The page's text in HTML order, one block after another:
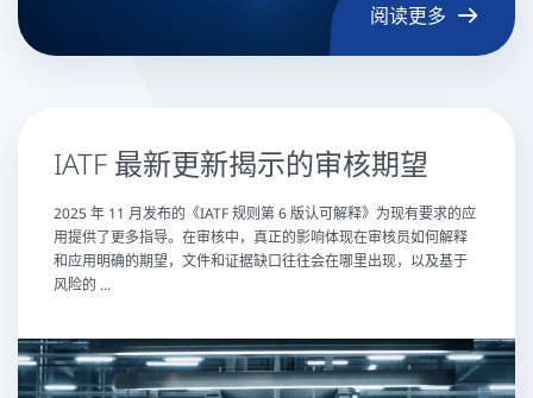
阅读更多
IATF 最新更新揭示的审核期望
2025 年 11 月发布的《IATF 规则第 6 版认可解释》为现有要求的应
用提供了更多指导。在审核中，真正的影响体现在审核员如何解释
和应用明确的期望，文件和证据缺口往往会在哪里出现，以及基于
风险的 ...